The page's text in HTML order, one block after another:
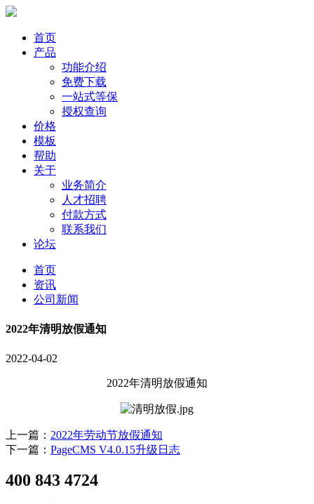
首页
产品
功能介绍
免费下载
一站式等保
授权查询
价格
模板
帮助
关于
业务简介
人才招聘
付款方式
联系我们
论坛
首页
资讯
公司新闻
2022年清明放假通知
2022-04-02
2022年清明放假通知
上一篇： 2022年劳动节放假通知
下一篇： PageCMS V4.0.15升级日志
400 843 4724